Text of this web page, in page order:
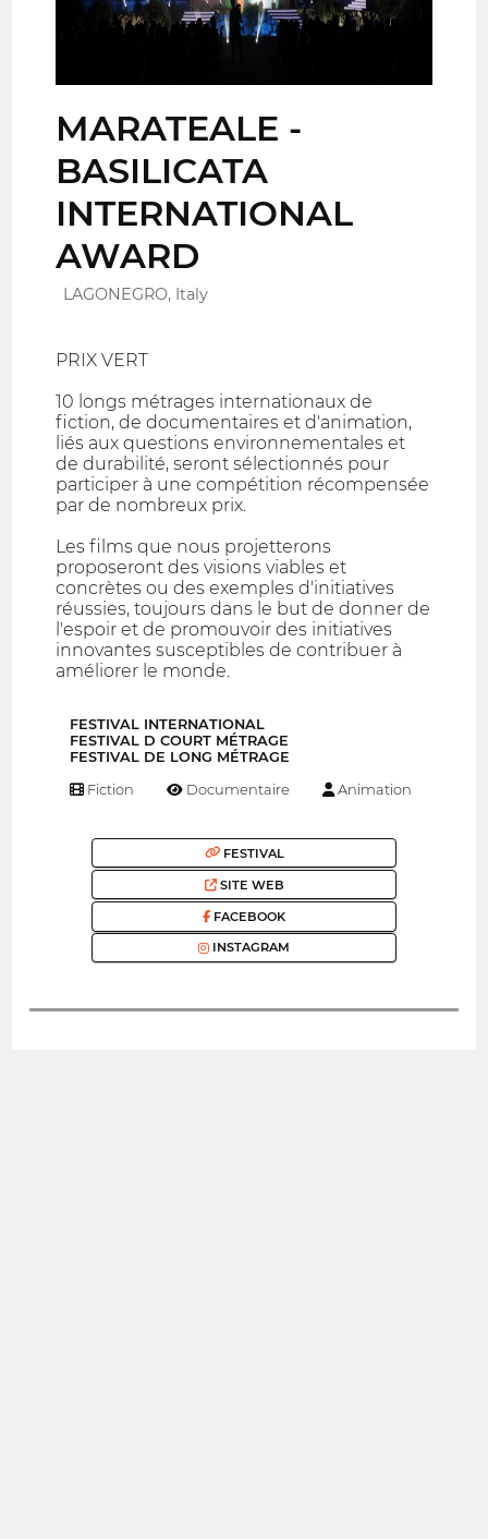
MARATEALE -
BASILICATA
INTERNATIONAL
AWARD
LAGONEGRO, Italy
PRIX VERT
10 longs métrages internationaux de
fiction, de documentaires et d'animation,
liés aux questions environnementales et
de durabilité, seront sélectionnés pour
participer à une compétition récompensée
par de nombreux prix.
Les films que nous projetterons
proposeront des visions viables et
concrètes ou des exemples d'initiatives
réussies, toujours dans le but de donner de
l'espoir et de promouvoir des initiatives
innovantes susceptibles de contribuer à
améliorer le monde.
FESTIVAL INTERNATIONAL
FESTIVAL D COURT MÉTRAGE
FESTIVAL DE LONG MÉTRAGE
Fiction Documentaire Animation
FESTIVAL
SITE WEB
FACEBOOK
INSTAGRAM